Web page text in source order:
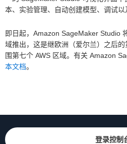
本、实验管理、自动创建模型、调试以
即日起，Amazon SageMaker Studio
域推出，这是继欧洲（爱尔兰）之后
围第七个 AWS 区域。有关 Amazon
本文档。
登录控制